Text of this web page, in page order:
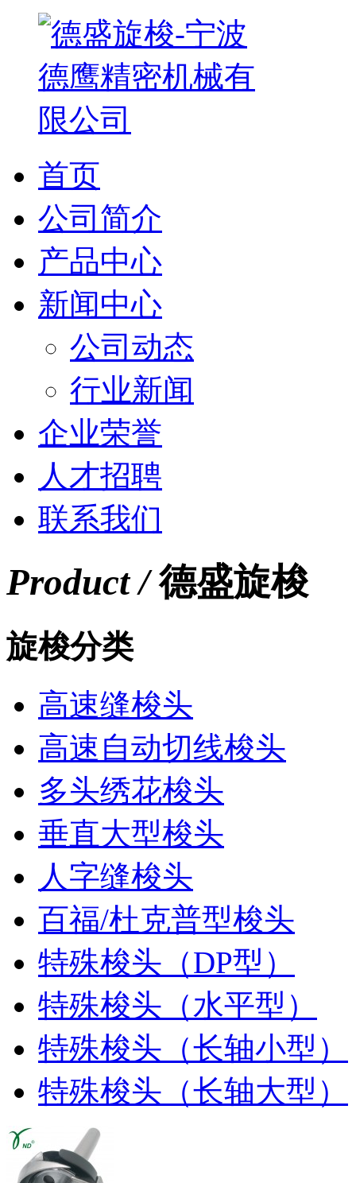
首页
公司简介
产品中心
新闻中心
公司动态
行业新闻
企业荣誉
人才招聘
联系我们
Product /德盛旋梭
旋梭分类
高速缝梭头
高速自动切线梭头
多头绣花梭头
垂直大型梭头
人字缝梭头
百福/杜克普型梭头
特殊梭头（DP型）
特殊梭头（水平型）
特殊梭头（长轴小型）
特殊梭头（长轴大型）